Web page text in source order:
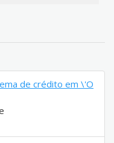
de crédito em \'O